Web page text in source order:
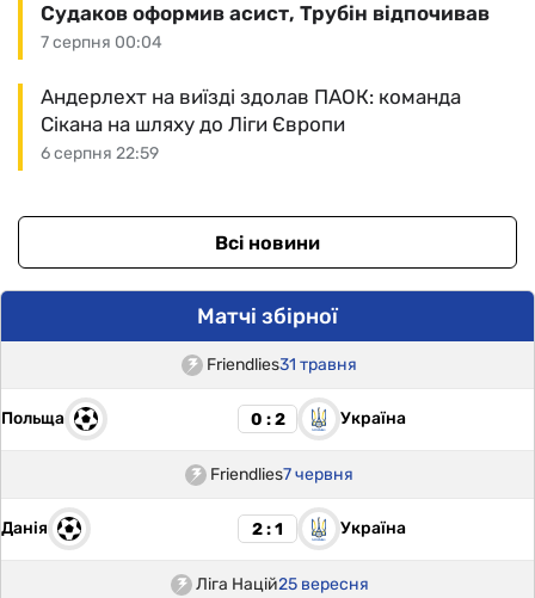
7 серпня 00:04
Судаков оформив асист, Трубін відпочивав
6 серпня 22:59
Андерлехт на виїзді здолав ПАОК: команда
Сікана на шляху до Ліги Європи
Всі новини
Матчі збірної
Friendlies31 травня
Польща 0 : 2 Україна
Friendlies7 червня
Данія 2 : 1 Україна
Ліга Націй25 вересня